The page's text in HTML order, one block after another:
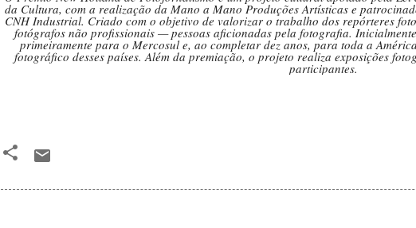
da Cultura, com a realização da Mano a Mano Produções Artísticas e
CNH Industrial. Criado com o objetivo de valorizar o trabalho dos repórteres
fotógrafos não profissionais — pessoas aficionadas pela fotografia.
primeiramente para o Mercosul e, ao completar dez anos, para toda a
fotográfico desses países. Além da premiação, o projeto realiza exposições
participantes.